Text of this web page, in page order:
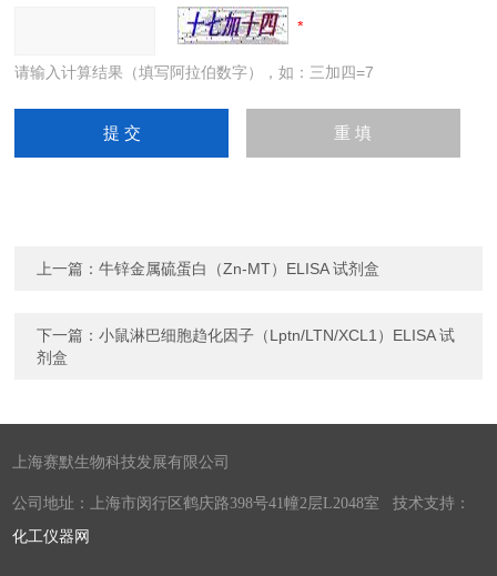
请输入计算结果（填写阿拉伯数字），如：三加四=7
上一篇：牛锌金属硫蛋白（Zn-MT）ELISA 试剂盒
下一篇：小鼠淋巴细胞趋化因子（Lptn/LTN/XCL1）ELISA 试
剂盒
上海赛默生物科技发展有限公司
公司地址：上海市闵行区鹤庆路398号41幢2层L2048室 技术支持：
化工仪器网